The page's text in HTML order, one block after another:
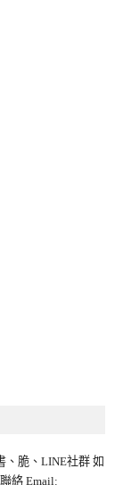
、脆、LINE社群 如
聯絡 Email: